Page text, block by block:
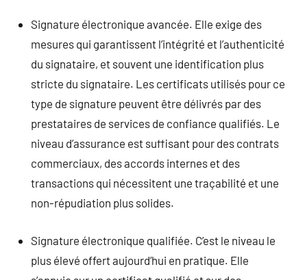
Signature électronique avancée. Elle exige des
mesures qui garantissent l’intégrité et l’authenticité
du signataire, et souvent une identification plus
stricte du signataire. Les certificats utilisés pour ce
type de signature peuvent être délivrés par des
prestataires de services de confiance qualifiés. Le
niveau d’assurance est suffisant pour des contrats
commerciaux, des accords internes et des
transactions qui nécessitent une traçabilité et une
non-répudiation plus solides.
Signature électronique qualifiée. C’est le niveau le
plus élevé offert aujourd’hui en pratique. Elle